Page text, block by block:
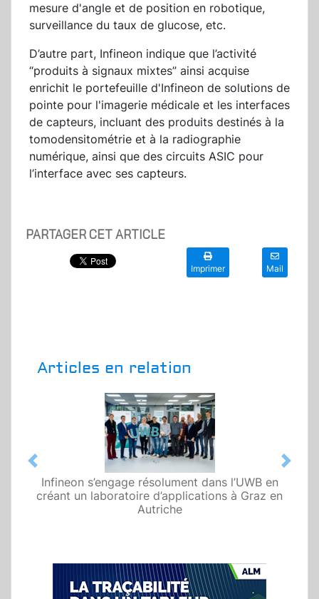
mesure d'angle et de position en robotique,
surveillance du taux de glucose, etc.
D’autre part, Infineon indique que l’activité
“produits à signaux mixtes” ainsi acquise
enrichit le portefeuille d'Infineon de solutions de
pointe pour l'imagerie médicale et les interfaces
de capteurs, incluant des produits destinés à la
tomodensitométrie et à la radiographie
numérique, ainsi que des circuits ASIC pour
l’interface avec ses capteurs.
PARTAGER CET ARTICLE
Imprimer Mail
Articles en relation
Infineon s’engage résolument dans l’UWB en
créant un laboratoire d’applications à Graz en
Autriche
Previous Next